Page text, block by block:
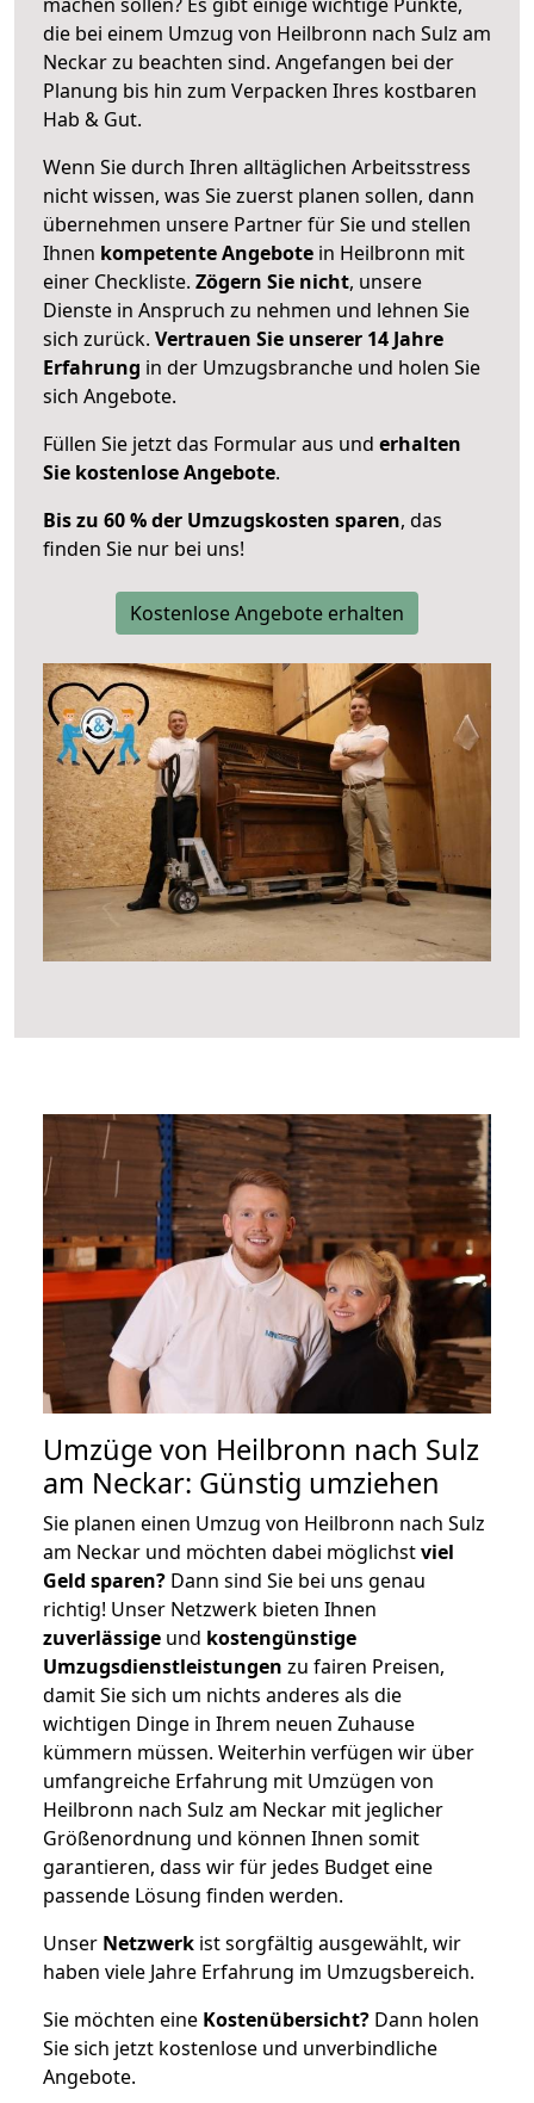
die bei einem Umzug von Heilbronn nach Sulz am
Neckar zu beachten sind. Angefangen bei der
Planung bis hin zum Verpacken Ihres kostbaren
Hab & Gut.
Wenn Sie durch Ihren alltäglichen Arbeitsstress
nicht wissen, was Sie zuerst planen sollen, dann
übernehmen unsere Partner für Sie und stellen
Ihnen kompetente Angebote in Heilbronn mit
einer Checkliste. Zögern Sie nicht, unsere
Dienste in Anspruch zu nehmen und lehnen Sie
sich zurück. Vertrauen Sie unserer 14 Jahre
Erfahrung in der Umzugsbranche und holen Sie
sich Angebote.
Füllen Sie jetzt das Formular aus und erhalten
Sie kostenlose Angebote.
Bis zu 60 % der Umzugskosten sparen, das
finden Sie nur bei uns!
Kostenlose Angebote erhalten
Umzüge von Heilbronn nach Sulz
am Neckar: Günstig umziehen
Sie planen einen Umzug von Heilbronn nach Sulz
am Neckar und möchten dabei möglichstviel
Geld sparen? Dann sind Sie bei uns genau
richtig! Unser Netzwerk bieten Ihnen
zuverlässige und kostengünstige
Umzugsdienstleistungen zu fairen Preisen,
damit Sie sich um nichts anderes als die
wichtigen Dinge in Ihrem neuen Zuhause
kümmern müssen. Weiterhin verfügen wir über
umfangreiche Erfahrung mit Umzügen von
Heilbronn nach Sulz am Neckar mit jeglicher
Größenordnung und können Ihnen somit
garantieren, dass wir für jedes Budget eine
passende Lösung finden werden.
Unser Netzwerk ist sorgfältig ausgewählt, wir
haben viele Jahre Erfahrung im Umzugsbereich.
Sie möchten eine Kostenübersicht? Dann holen
Sie sich jetzt kostenlose und unverbindliche
Angebote.